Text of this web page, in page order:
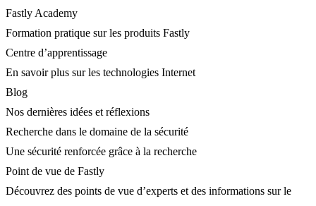
Fastly Academy
Formation pratique sur les produits Fastly
Centre d’apprentissage
En savoir plus sur les technologies Internet
Blog
Nos dernières idées et réflexions
Recherche dans le domaine de la sécurité
Une sécurité renforcée grâce à la recherche
Point de vue de Fastly
Découvrez des points de vue d’experts et des informations sur le